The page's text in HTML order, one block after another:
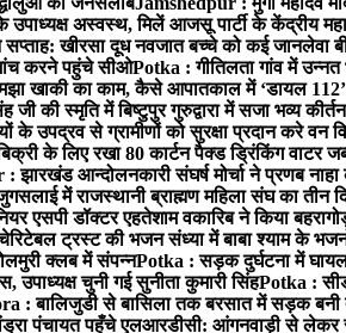
के उपाध्यक्ष अस्वस्थ, मिलें आजसू पार्टी के केंद्रीय
सप्ताह: खीरसा दूध नवजात बच्चे को कई जानलेवा
करने पहुंचे सीओPotka : गीतिलता गांव में
खाकी का काम, कैसे आपातकाल में ‘डायल 112’
जी की स्मृति में बिष्टुपुर गुरुद्वारा में सजा भव्य
के उपद्रव से ग्रामीणों को सुरक्षा प्रदान करे वन
के लिए रखा 80 कार्टन पैक्ड ड्रिंकिंग वाटर
झारखंड आन्दोलनकारी संघर्ष मोर्चा ने प्रणब नाहा
में राजस्थानी ब्राह्मण महिला संघ का तीन
एसपी डॉक्टर एहतेशाम वकारिब ने किया
चेरिटेबल ट्रस्ट की भजन संध्या में बाबा श्याम के
क्लब में संपन्नPotka : सड़क दुर्घटना में
उपाध्यक्ष चुनी गई सुनीता कुमारी सिंहPotka :
: बालिजुडी से बासिला तक बरसात में सड़क बनी
पंचायत पहुँचे एलआरडीसी: आंगनवाड़ी से